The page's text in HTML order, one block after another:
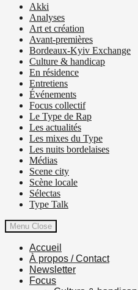
Akki
Analyses
Art et création
Avant-premières
Bordeaux-Kyiv Exchange
Culture & handicap
En résidence
Entretiens
Événements
Focus collectif
Le Type de Rap
Les actualités
Les mixes du Type
Les nuits bordelaises
Médias
Scene city
Scène locale
Sélectas
Type Talk
Menu Close
Accueil
À propos / Contact
Newsletter
Focus